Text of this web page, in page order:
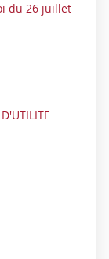
du 26 juillet